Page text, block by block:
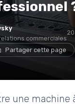
commerciales
Partager cette page
une machine